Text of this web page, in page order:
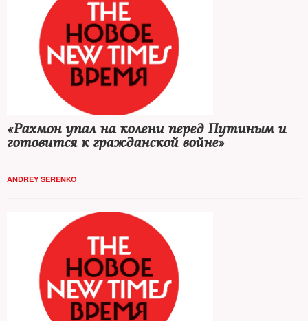
«Рахмон упал на колени перед Путиным и
готовится к гражданской войне»
ANDREY SERENKO